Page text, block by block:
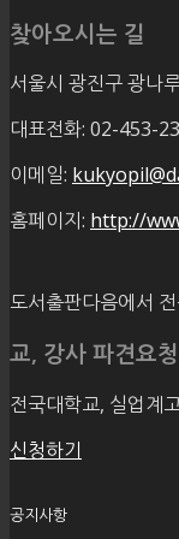
찾아오시는 길
서울시 광진구 광나
대표전화: 02-453-
이메일:
홈페이지: http://
도서출판다음에서
교, 강사 파견요
전국대학교, 실업계
신청하기
공지사항